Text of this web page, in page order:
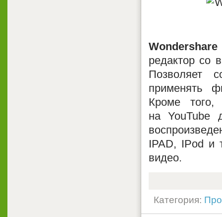
редактор со
Позволяет
применять
Кроме
на YouTube
IPAD, IPod и
видео.
Категория: